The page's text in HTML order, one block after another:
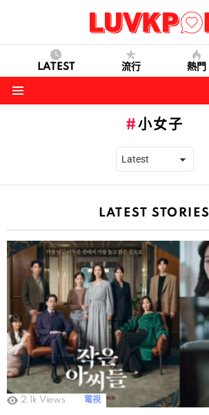
LATEST 流行 熱門
小女子
LATEST STORIES
2.1k Views 電視